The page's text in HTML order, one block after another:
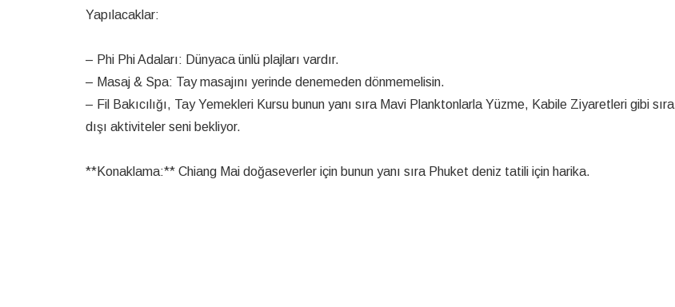
Yapılacaklar:
– Phi Phi Adaları: Dünyaca ünlü plajları vardır.
– Masaj & Spa: Tay masajını yerinde denemeden dönmemelisin.
– Fil Bakıcılığı, Tay Yemekleri Kursu bunun yanı sıra Mavi Planktonlarla Yüzme, Kabile Ziyaretleri gibi sıra
dışı aktiviteler seni bekliyor.
**Konaklama:** Chiang Mai doğaseverler için bunun yanı sıra Phuket deniz tatili için harika.